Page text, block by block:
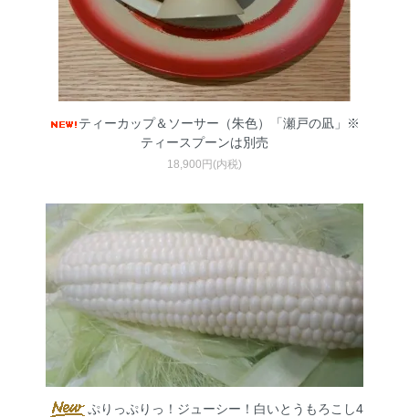
ティーカップ＆ソーサー（朱色）「瀬戸の凪」※
ティースプーンは別売
18,900円(内税)
ぷりっぷりっ！ジューシー！白いとうもろこし4